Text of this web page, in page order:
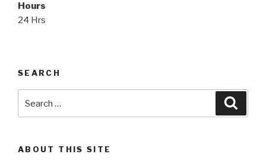
Hours
24 Hrs
SEARCH
ABOUT THIS SITE